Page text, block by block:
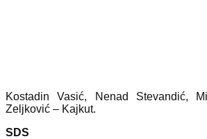
Kostadin Vasić, Nenad Stevandić,
Zeljković – Kajkut.
SDS